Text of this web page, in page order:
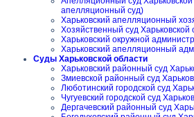
апелляционный суд)
Харьковский апелляционный
Хозяйственный суд Харьковской
Харьковский окружной
Харьковский апелляционный
Суды Харьковской области
Харьковский районный суд
Змиевской районный суд
Люботинский городской суд
Чугуевский городской суд
Дергачевский районный суд